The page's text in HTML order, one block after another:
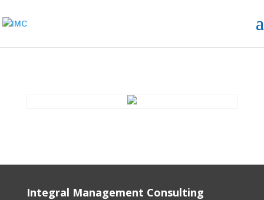
Integral Management Consulting